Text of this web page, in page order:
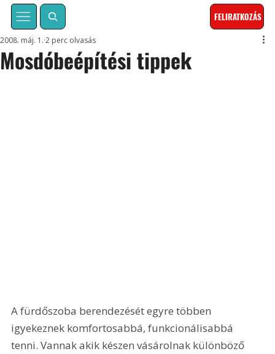
FELIRATKOZÁS
Mosdóbeépítési tippek
2008. máj. 1. 2 perc olvasás
A fürdőszoba berendezését egyre többen
igyekeznek komfortosabbá, funkcionálisabbá
tenni. Vannak akik készen vásárolnak különböző